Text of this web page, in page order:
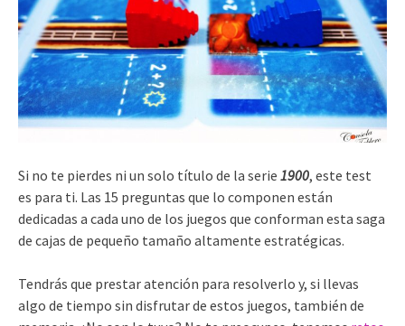
Si no te pierdes ni un solo título de la serie 1900, este test
es para ti. Las 15 preguntas que lo componen están
dedicadas a cada uno de los juegos que conforman esta saga
de cajas de pequeño tamaño altamente estratégicas.
Tendrás que prestar atención para resolverlo y, si llevas
algo de tiempo sin disfrutar de estos juegos, también de